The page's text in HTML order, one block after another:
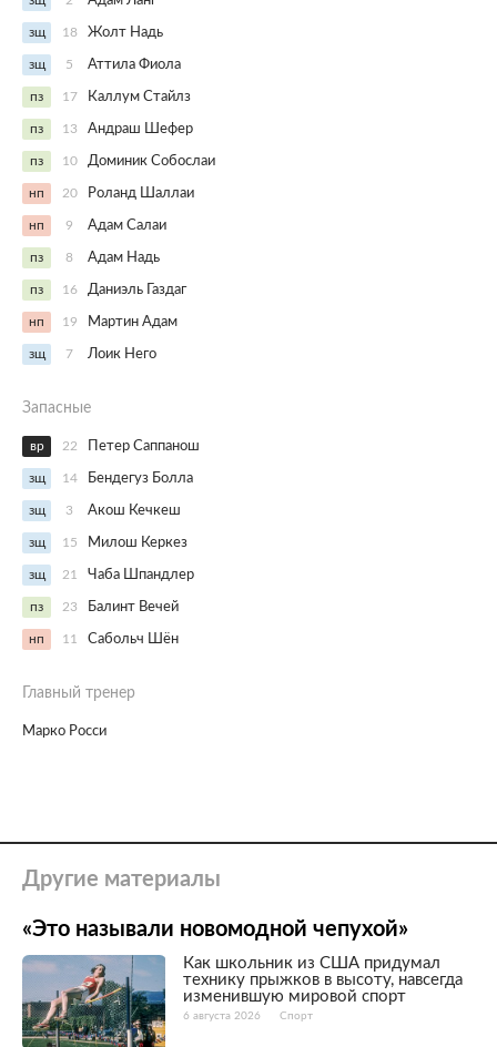
зщ 18 Жолт Надь
зщ 5 Аттила Фиола
пз 17 Каллум Стайлз
пз 13 Андраш Шефер
пз 10 Доминик Собослаи
нп 20 Роланд Шаллаи
нп 9 Адам Салаи
пз 8 Адам Надь
пз 16 Даниэль Газдаг
нп 19 Мартин Адам
зщ 7 Лоик Него
Запасные
вр 22 Петер Саппанош
зщ 14 Бендегуз Болла
зщ 3 Акош Кечкеш
зщ 15 Милош Керкез
зщ 21 Чаба Шпандлер
пз 23 Балинт Вечей
нп 11 Сабольч Шён
Главный тренер
Марко Росси
Другие материалы
«Это называли новомодной чепухой»
Как школьник из США придумал
технику прыжков в высоту, навсегда
изменившую мировой спорт
6 августа 2026 Спорт